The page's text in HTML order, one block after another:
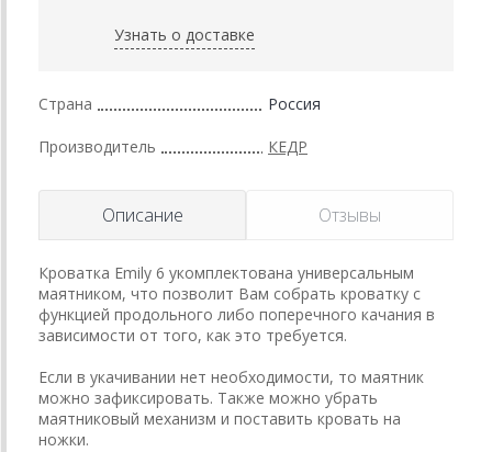
Узнать о доставке
Страна Россия
Производитель КЕДР
Описание Отзывы
Кроватка Emily 6 укомплектована универсальным
маятником, что позволит Вам собрать кроватку с
функцией продольного либо поперечного качания в
зависимости от того, как это требуется.
Если в укачивании нет необходимости, то маятник
можно зафиксировать. Также можно убрать
маятниковый механизм и поставить кровать на
ножки.